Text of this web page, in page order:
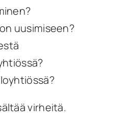
uusimiseen?
virheitä.